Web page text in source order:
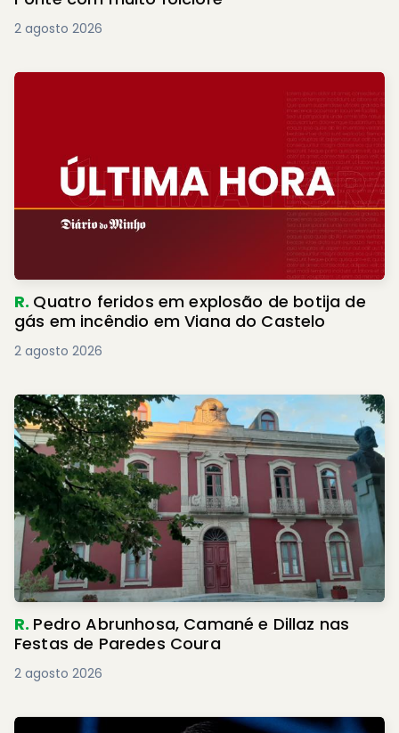
2 agosto 2026
R. Quatro feridos em explosão de botija de
gás em incêndio em Viana do Castelo
2 agosto 2026
R. Pedro Abrunhosa, Camané e Dillaz nas
Festas de Paredes Coura
2 agosto 2026